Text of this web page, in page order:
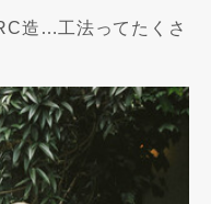
造…工法ってたくさ